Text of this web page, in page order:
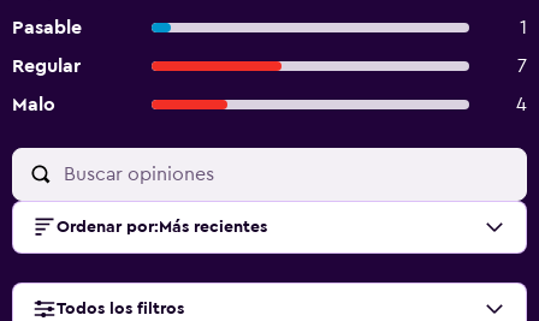
Pasable
1
Regular
7
Malo
4
Ordenar por: Más recientes
Todos los filtros